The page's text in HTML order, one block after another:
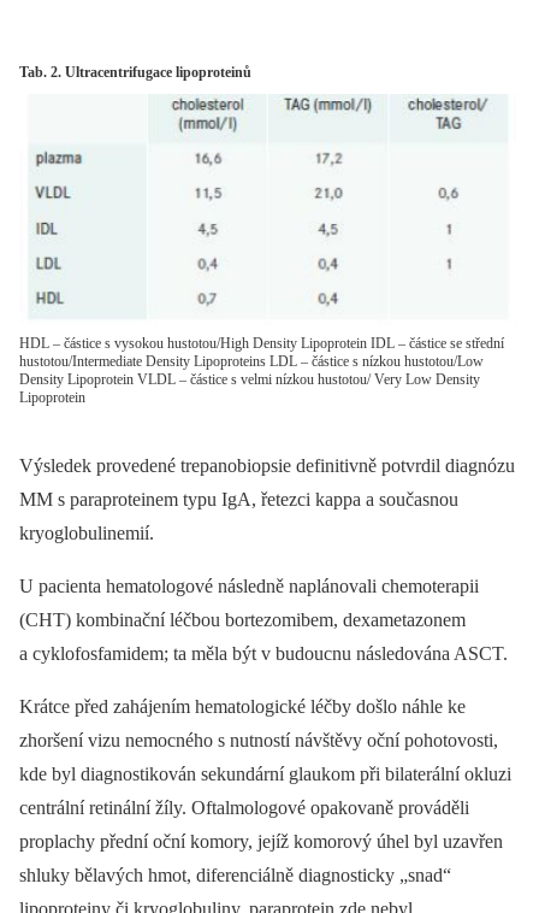
Tab. 2. Ultracentrifugace lipoproteinů
HDL – částice s vysokou hustotou/High Density Lipoprotein IDL – částice se střední
hustotou/Intermediate Density Lipoproteins LDL – částice s nízkou hustotou/Low
Density Lipoprotein VLDL – částice s velmi nízkou hustotou/ Very Low Density
Lipoprotein
Výsledek provedené trepanobiopsie definitivně potvrdil diagnózu
MM s paraproteinem typu IgA, řetezci kappa a současnou
kryoglobulinemií.
U pacienta hematologové následně naplánovali chemoterapii
(CHT) kombinační léčbou bortezomibem, dexametazonem
a cyklofosfamidem; ta měla být v budoucnu následována ASCT.
Krátce před zahájením hematologické léčby došlo náhle ke
zhoršení vizu nemocného s nutností návštěvy oční pohotovosti,
kde byl diagnostikován sekundární glaukom při bilaterální okluzi
centrální retinální žíly. Oftalmologové opakovaně prováděli
proplachy přední oční komory, jejíž komorový úhel byl uzavřen
shluky bělavých hmot, diferenciálně diagnosticky „snad“